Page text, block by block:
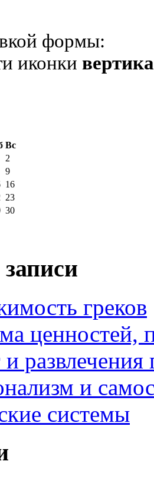
формы:
иконки
Вс
2
9
16
23
30
греков
ценностей,
развлечения
и
системы